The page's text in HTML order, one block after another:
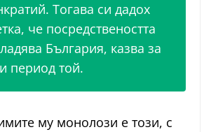
Тогава си дадох
че посредствеността
България, казва за
период той.
му монолози е този, с